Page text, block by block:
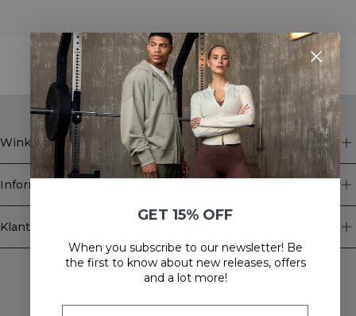
STYLE WITH
Winkel
Informatie
Klantenservice
Newsletter
Schrijf je voor onze nieuwsbrief! Ontvang exclusieve
GET 15% OFF
When you subscribe to our newsletter! Be
the first to know about new releases, offers
and a lot more!